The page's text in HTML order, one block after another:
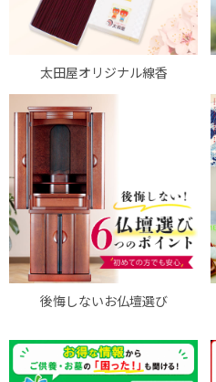
太田屋オリジナル線香
後悔しないお仏壇選び